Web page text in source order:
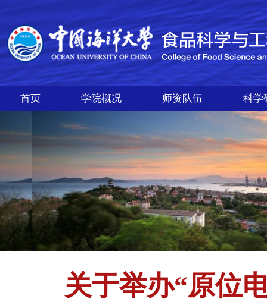
首页 学院概况 师资队伍 科学
关于举办“原位